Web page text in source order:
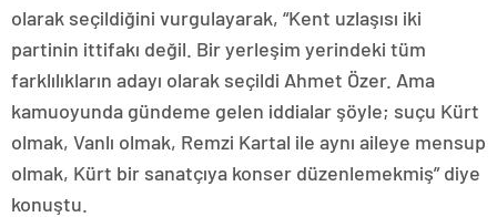
olarak seçildiğini vurgulayarak, “Kent uzlaşısı iki
partinin ittifakı değil. Bir yerleşim yerindeki tüm
farklılıkların adayı olarak seçildi Ahmet Özer. Ama
kamuoyunda gündeme gelen iddialar şöyle; suçu Kürt
olmak, Vanlı olmak, Remzi Kartal ile aynı aileye mensup
olmak, Kürt bir sanatçıya konser düzenlemekmiş” diye
konuştu.